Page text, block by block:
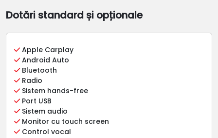
Dotări standard și opționale
Apple Carplay
Android Auto
Bluetooth
Radio
Sistem hands-free
Port USB
Sistem audio
Monitor cu touch screen
Control vocal